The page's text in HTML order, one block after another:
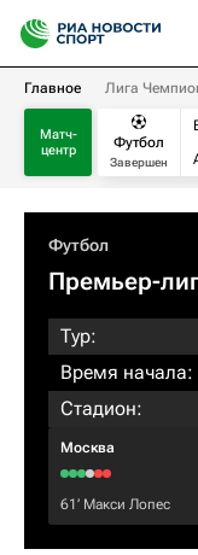
Главное Лига
Матч-
центр
Футбол
Завершен
Футбол
Премьер-
Тур:
Время начала:
Стадион:
Москва
61‎’‎ Макси Лопес